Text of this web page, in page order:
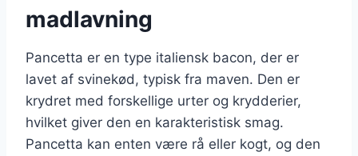
madlavning
Pancetta er en type italiensk bacon, der er
lavet af svinekød, typisk fra maven. Den er
krydret med forskellige urter og krydderier,
hvilket giver den en karakteristisk smag.
Pancetta kan enten være rå eller kogt, og den